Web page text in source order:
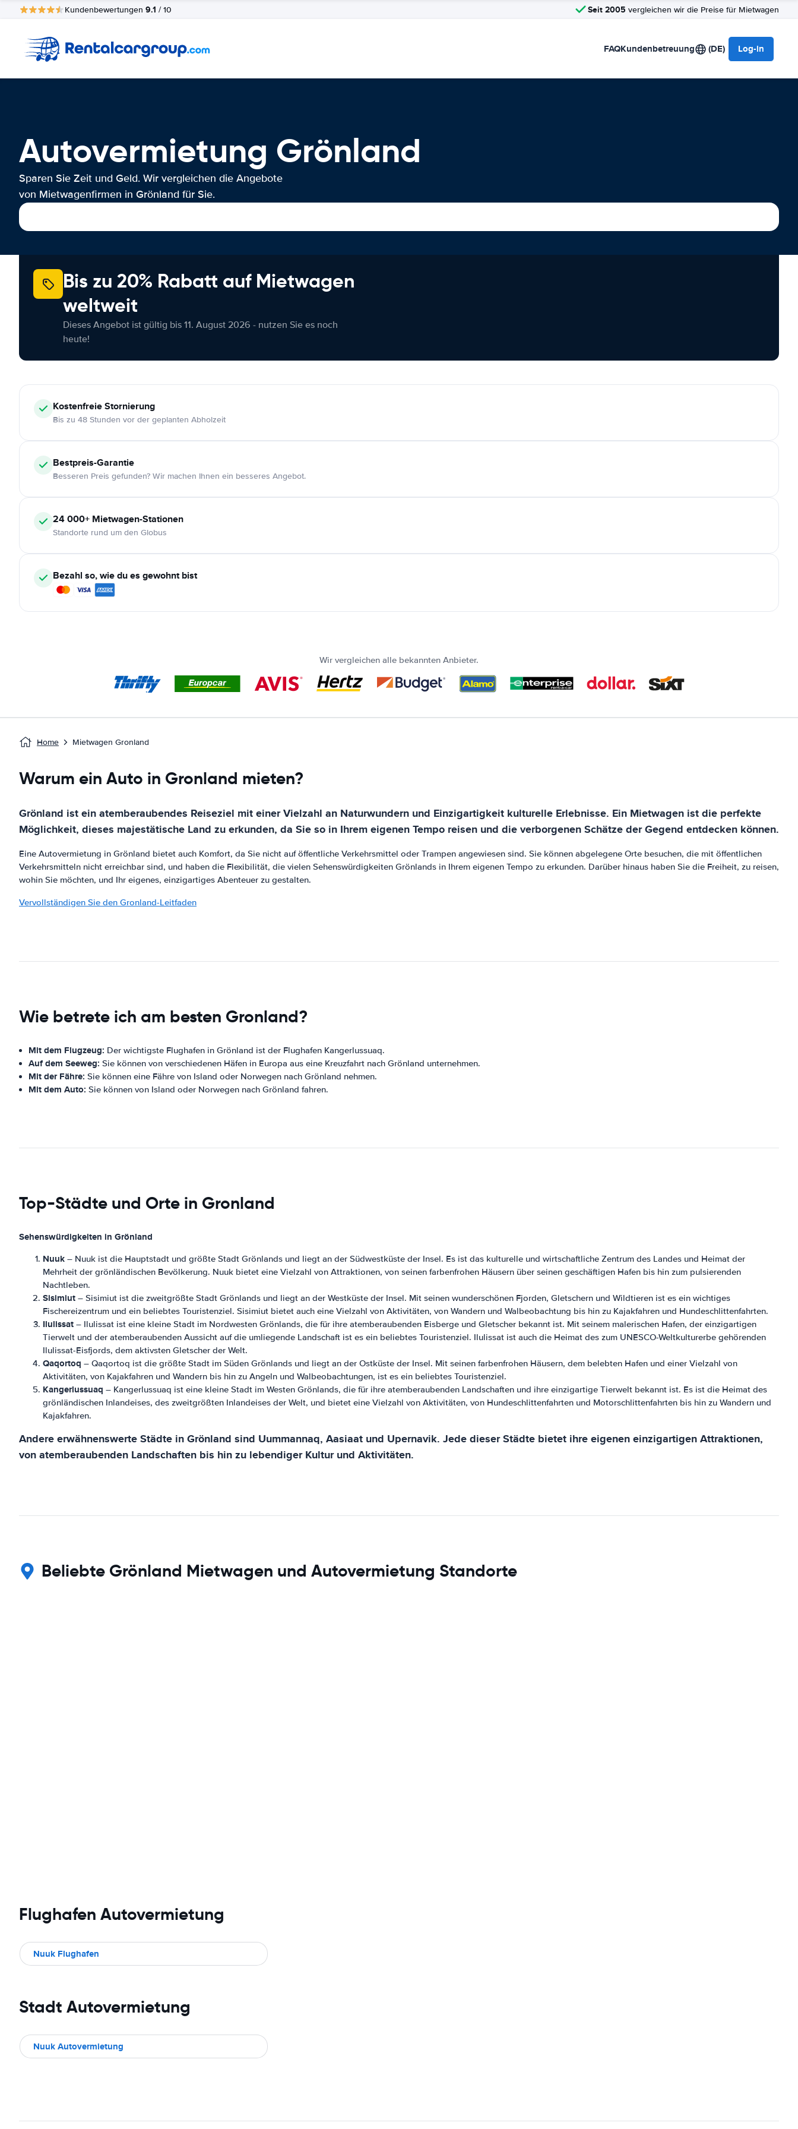
Kundenbewertungen 9.1 / 10 Seit 2005 vergleichen wir die Preise für Mietwagen
FAQKundenbetreuung (DE) Log-in
Autovermietung Grönland
Sparen Sie Zeit und Geld. Wir vergleichen die Angebote
von Mietwagenfirmen in Grönland für Sie.
Bis zu 20% Rabatt auf Mietwagen
weltweit
Dieses Angebot ist gültig bis 11. August 2026 - nutzen Sie es noch
heute!
KostenfreieStornierung
Bis zu 48 Stunden vor der geplanten Abholzeit
Bestpreis-Garantie
Besseren Preis gefunden? Wir machen Ihnen ein besseres Angebot.
24 000+ Mietwagen-Stationen
Standorte rund um den Globus
Bezahl so, wie du es gewohnt bist
Wir vergleichen alle bekannten Anbieter.
Home Mietwagen Gronland
Warum ein Auto in Gronland mieten?
Grönland ist ein atemberaubendes Reiseziel mit einer Vielzahl an Naturwundern und Einzigartigkeit kulturelle Erlebnisse. Ein Mietwagen ist die perfekte
Möglichkeit, dieses majestätische Land zu erkunden, da Sie so in Ihrem eigenen Tempo reisen und die verborgenen Schätze der Gegend entdecken können.
Eine Autovermietung in Grönland bietet auch Komfort, da Sie nicht auf öffentliche Verkehrsmittel oder Trampen angewiesen sind. Sie können abgelegene Orte besuchen, die mit öffentlichen
Verkehrsmitteln nicht erreichbar sind, und haben die Flexibilität, die vielen Sehenswürdigkeiten Grönlands in Ihrem eigenen Tempo zu erkunden. Darüber hinaus haben Sie die Freiheit, zu reisen,
wohin Sie möchten, und Ihr eigenes, einzigartiges Abenteuer zu gestalten.
Vervollständigen Sie den Gronland-Leitfaden
Wie betrete ich am besten Gronland?
Mit dem Flugzeug: Der wichtigste Flughafen in Grönland ist der Flughafen Kangerlussuaq.
Auf dem Seeweg: Sie können von verschiedenen Häfen in Europa aus eine Kreuzfahrt nach Grönland unternehmen.
Mit der Fähre: Sie können eine Fähre von Island oder Norwegen nach Grönland nehmen.
Mit dem Auto: Sie können von Island oder Norwegen nach Grönland fahren.
Top-Städte und Orte in Gronland
Sehenswürdigkeiten in Grönland
Nuuk – Nuuk ist die Hauptstadt und größte Stadt Grönlands und liegt an der Südwestküste der Insel. Es ist das kulturelle und wirtschaftliche Zentrum des Landes und Heimat der
Mehrheit der grönländischen Bevölkerung. Nuuk bietet eine Vielzahl von Attraktionen, von seinen farbenfrohen Häusern über seinen geschäftigen Hafen bis hin zum pulsierenden
Nachtleben.
Sisimiut – Sisimiut ist die zweitgrößte Stadt Grönlands und liegt an der Westküste der Insel. Mit seinen wunderschönen Fjorden, Gletschern und Wildtieren ist es ein wichtiges
Fischereizentrum und ein beliebtes Touristenziel. Sisimiut bietet auch eine Vielzahl von Aktivitäten, von Wandern und Walbeobachtung bis hin zu Kajakfahren und Hundeschlittenfahrten.
Ilulissat – Ilulissat ist eine kleine Stadt im Nordwesten Grönlands, die für ihre atemberaubenden Eisberge und Gletscher bekannt ist. Mit seinem malerischen Hafen, der einzigartigen
Tierwelt und der atemberaubenden Aussicht auf die umliegende Landschaft ist es ein beliebtes Touristenziel. Ilulissat ist auch die Heimat des zum UNESCO-Weltkulturerbe gehörenden
Ilulissat-Eisfjords, dem aktivsten Gletscher der Welt.
Qaqortoq – Qaqortoq ist die größte Stadt im Süden Grönlands und liegt an der Ostküste der Insel. Mit seinen farbenfrohen Häusern, dem belebten Hafen und einer Vielzahl von
Aktivitäten, von Kajakfahren und Wandern bis hin zu Angeln und Walbeobachtungen, ist es ein beliebtes Touristenziel.
Kangerlussuaq – Kangerlussuaq ist eine kleine Stadt im Westen Grönlands, die für ihre atemberaubenden Landschaften und ihre einzigartige Tierwelt bekannt ist. Es ist die Heimat des
grönländischen Inlandeises, des zweitgrößten Inlandeises der Welt, und bietet eine Vielzahl von Aktivitäten, von Hundeschlittenfahrten und Motorschlittenfahrten bis hin zu Wandern und
Kajakfahren.
Andere erwähnenswerte Städte in Grönland sind Uummannaq, Aasiaat und Upernavik. Jede dieser Städte bietet ihre eigenen einzigartigen Attraktionen,
von atemberaubenden Landschaften bis hin zu lebendiger Kultur und Aktivitäten.
Beliebte Grönland Mietwagen und Autovermietung Standorte
Flughafen Autovermietung
Nuuk Flughafen
Stadt Autovermietung
Nuuk Autovermietung